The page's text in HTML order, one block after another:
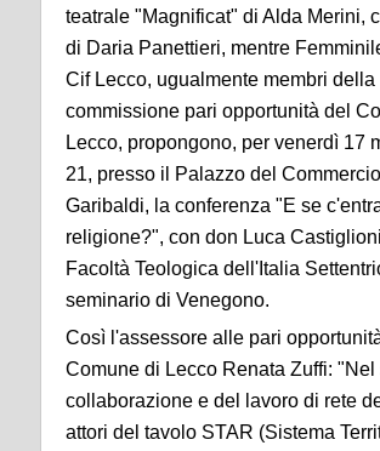
teatrale "Magnificat" di Alda Merini,
di Daria Panettieri, mentre
Cif Lecco, ugualmente membri della
commissione pari opportunità del
Lecco, propongono, per venerdì 17
21, presso il Palazzo del
Garibaldi, la conferenza "E se
religione?", con don Luca
Facoltà Teologica dell'Italia
seminario di Venegono.
Così l'assessore alle pari
Comune di Lecco Renata Zuffi:
collaborazione e del lavoro di rete
attori del tavolo STAR (Sistema